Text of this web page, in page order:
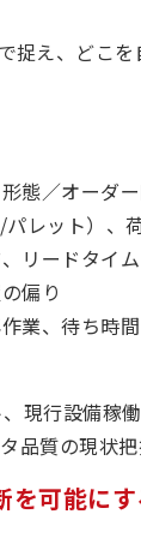
え、どこ
／オーダ
レット）、
リードタイム
偏り
業、待ち時間
現行設備稼働
品質の現状
を可能にす